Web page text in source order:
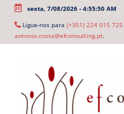
sexta, 7/08/2026- 4:55:50 AM
Ligue-nos para (+351) 224 015 725
antonio.costa@efconsulting.pt.